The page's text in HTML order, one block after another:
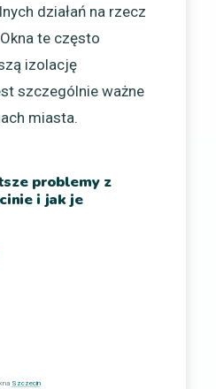
działań na rzecz
te często
izolację
szczególnie ważne
miasta.
problemy z
i jak je
Szczecin